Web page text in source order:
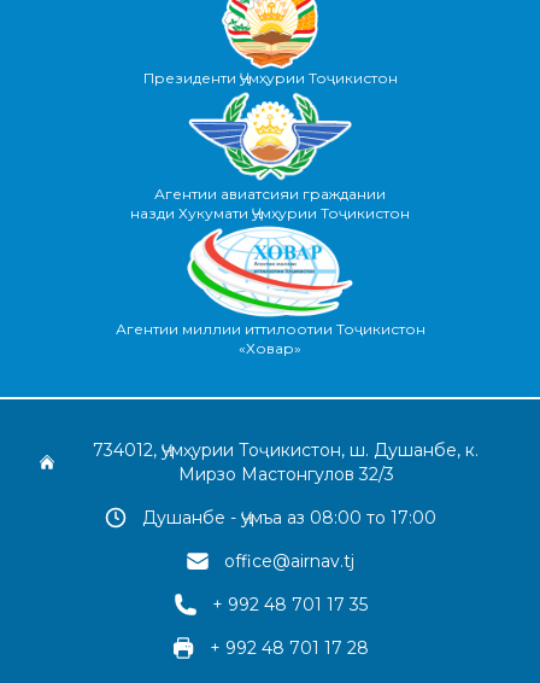
Президенти Ҷумҳурии Тоҷикистон
Агентии авиатсияи граждании
назди Хукумати Ҷумҳурии Тоҷикистон
Агентии миллии иттилоотии Тоҷикистон
«Ховар»
734012, Ҷумҳурии Тоҷикистон, ш. Душанбе, к.
Мирзо Мастонгулов 32/3
Душанбе - Ҷумъа аз 08:00 то 17:00
office@airnav.tj
+ 992 48 701 17 35
+ 992 48 701 17 28